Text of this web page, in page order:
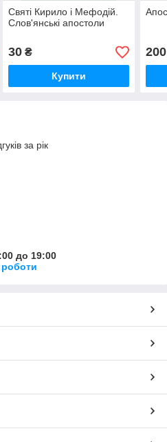
Святі Кирило і Мефодій.
Слов'янські апостоли
30₴
Купити
200
за рік
до 19:00
роботи